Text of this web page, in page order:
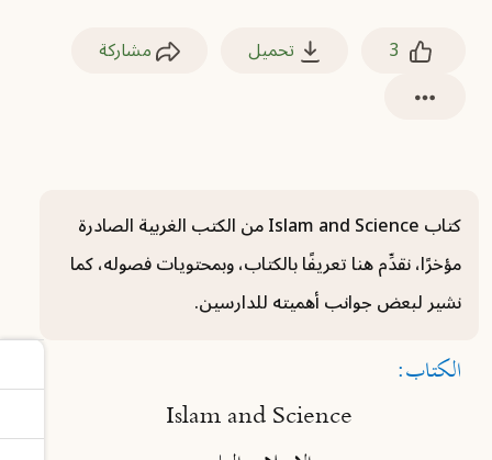
3 تحميل مشاركة
كتاب Islam and Science من الكتب الغربية الصادرة
مؤخرًا، نقدِّم هنا تعريفًا بالكتاب، وبمحتويات فصوله، كما
نشير لبعض جوانب أهميته للدارسين.
الكتاب:
Islam and Science